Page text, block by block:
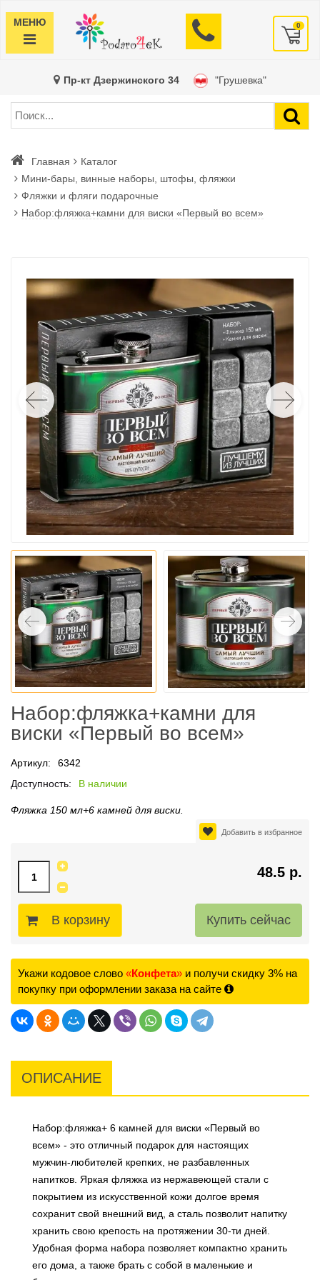
МЕНЮ 0
Пр-кт Дзержинского 34 "Грушевка"
Главная
Каталог
Мини-бары, винные наборы, штофы, фляжки
Фляжки и фляги подарочные
Набор:фляжка+камни для виски «Первый во всем»
Набор:фляжка+камни для
виски «Первый во всем»
Артикул:
6342
Доступность:
В наличии
Фляжка 150 мл+6 камней для виски.
Добавить в избранное
48.5 р.
В корзину
Укажи кодовое слово «Конфета» и получи скидку 3% на
покупку при оформлении заказа на сайте
ОПИСАНИЕ
Набор:фляжка+ 6 камней для виски «Первый во
всем» - это отличный подарок для настоящих
мужчин-любителей крепких, не разбавленных
напитков. Яркая фляжка из нержавеющей стали с
покрытием из искусственной кожи долгое время
сохранит свой внешний вид, а сталь позволит напитку
хранить свою крепость на протяжении 30-ти дней.
Удобная форма набора позволяет компактно хранить
его дома, а также брать с собой в маленькие и